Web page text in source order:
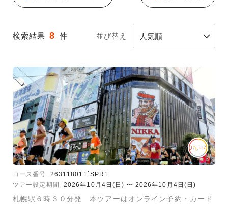
検索結果 8 件 並び替え
コース番号
263118011`SPR1
ツアー設定期間
2026年10月4日(日) 〜 2026年10月4日(日)
札幌駅６時３０分発 本ツアーはオンライン予約・カード